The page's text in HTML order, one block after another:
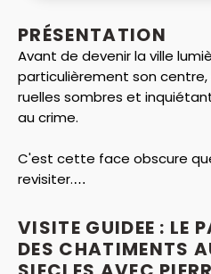
PRÉSENTATION
Avant de devenir la ville
particulièrement son
ruelles sombres et
au crime.
C'est cette face obscure
revisiter.
De l'ancienne Place de
capitales jusqu'au 19ème
des Innocents, et à
VISITE GUIDEE : LE
DES CHATIMENTS